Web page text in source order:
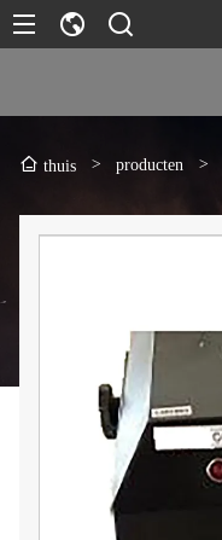
thuis > producten >